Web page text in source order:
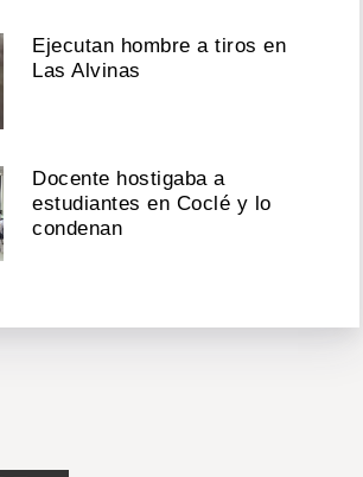
Ejecutan hombre a tiros en
Las Alvinas
Docente hostigaba a
estudiantes en Coclé y lo
condenan